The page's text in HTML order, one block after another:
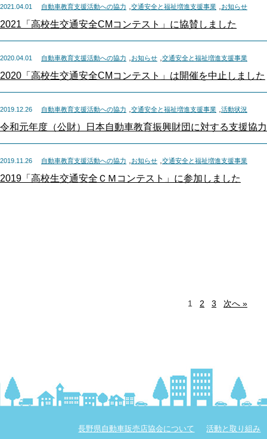
2021.04.01 自動車教育支援活動への協力 交通安全と福祉増進支援事業 お知らせ
2021「高校生交通安全CMコンテスト」に協賛しました
2020.04.01 自動車教育支援活動への協力 お知らせ 交通安全と福祉増進支援事業
2020「高校生交通安全CMコンテスト」は開催を中止しました
2019.12.26 自動車教育支援活動への協力 交通安全と福祉増進支援事業 活動状況
令和元年度（公財）日本自動車教育振興財団に対する支援協
2019.11.26 自動車教育支援活動への協力 お知らせ 交通安全と福祉増進支援事業
2019「高校生交通安全ＣＭコンテスト」に参加しました
1 2 3 次へ »
長野県自動車販売店協会について
活動と取り組み